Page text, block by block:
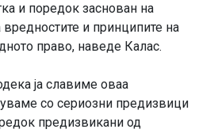
и поредок заснован на
и принципите на
право, наведе Калас.
ја славиме оваа
со сериозни предизвици
предизвикани од